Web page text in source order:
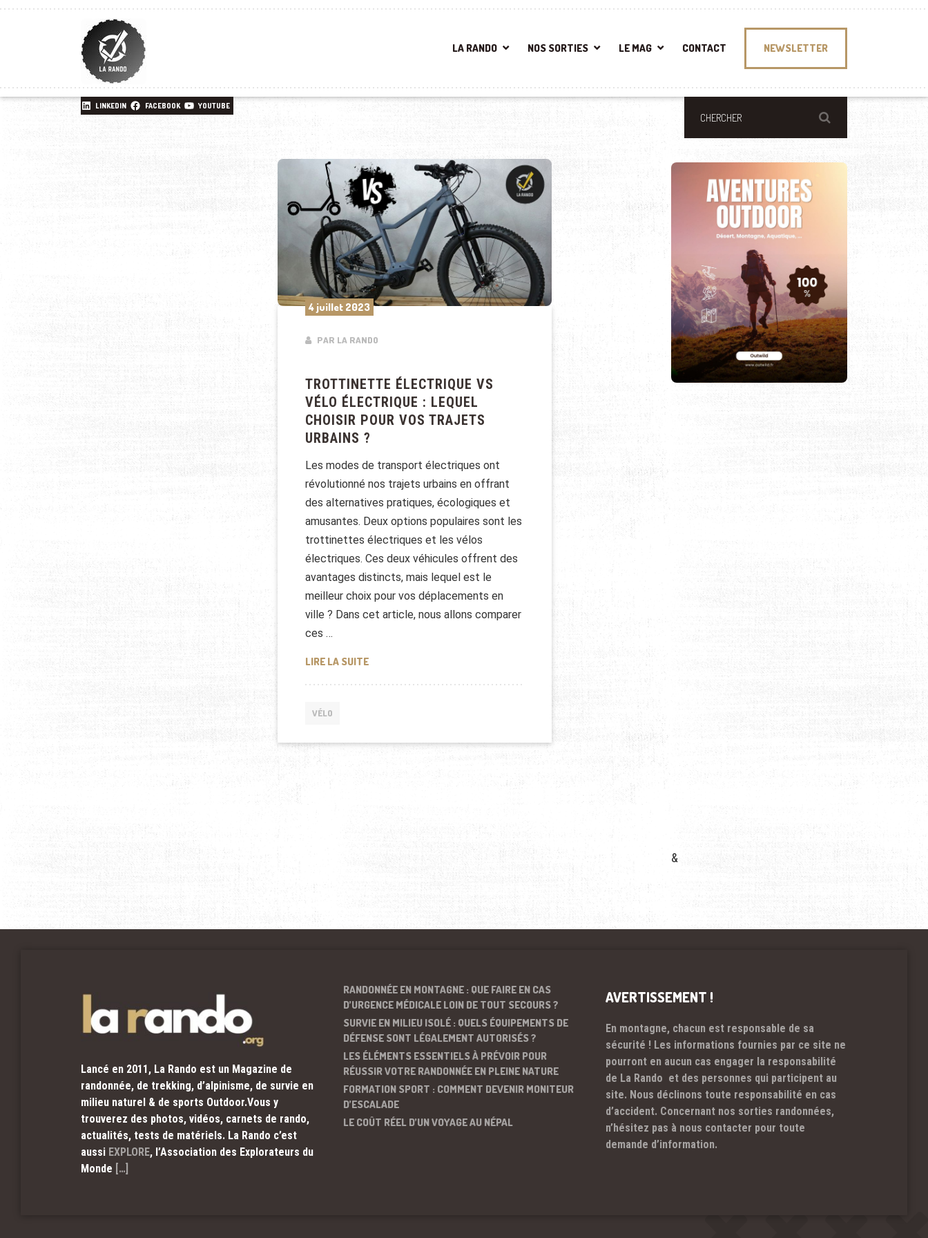
LA RANDO NOS SORTIES LE MAG CONTACT NEWSLETTER
LINKEDIN FACEBOOK YOUTUBE
4 juillet 2023
PAR LA RANDO
TROTTINETTE ÉLECTRIQUE VS
VÉLO ÉLECTRIQUE : LEQUEL
CHOISIR POUR VOS TRAJETS
URBAINS ?
Les modes de transport électriques ont
révolutionné nos trajets urbains en offrant
des alternatives pratiques, écologiques et
amusantes. Deux options populaires sont les
trottinettes électriques et les vélos
électriques. Ces deux véhicules offrent des
avantages distincts, mais lequel est le
meilleur choix pour vos déplacements en
ville ? Dans cet article, nous allons comparer
ces …
LIRE LA SUITETROTTINETTE ÉLECTRIQUE VS VÉLO ÉLECTRIQUE : LEQUEL CHOISIR POUR VOS TRAJETS URBAINS ?
VÉLO
&
Lancé en 2011, La Rando est un Magazine de
randonnée, de trekking, d’alpinisme, de survie en
milieu naturel & de sports Outdoor.Vous y
trouverez des photos, vidéos, carnets de rando,
actualités, tests de matériels. La Rando c’est
aussi EXPLORE, l’Association des Explorateurs du
Monde […]
RANDONNÉE EN MONTAGNE : QUE FAIRE EN CAS
D’URGENCE MÉDICALE LOIN DE TOUT SECOURS ?
SURVIE EN MILIEU ISOLÉ : QUELS ÉQUIPEMENTS DE
DÉFENSE SONT LÉGALEMENT AUTORISÉS ?
LES ÉLÉMENTS ESSENTIELS À PRÉVOIR POUR
RÉUSSIR VOTRE RANDONNÉE EN PLEINE NATURE
FORMATION SPORT : COMMENT DEVENIR MONITEUR
D’ESCALADE
LE COÛT RÉEL D’UN VOYAGE AU NÉPAL
AVERTISSEMENT !
En montagne, chacun est responsable de sa
sécurité ! Les informations fournies par ce site ne
pourront en aucun cas engager la responsabilité
de La Rando et des personnes qui participent au
site. Nous déclinons toute responsabilité en cas
d’accident. Concernant nos sorties randonnées,
n’hésitez pas à nous contacter pour toute
demande d’information.